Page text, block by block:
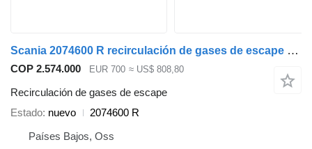
Scania 2074600 R recirculación de gases de escape para Scania euro 6 EGR cabeza tractora
COP 2.574.000 EUR 700 ≈ US$ 808,80
Recirculación de gases de escape
Estado nuevo
2074600 R
Países Bajos, Oss